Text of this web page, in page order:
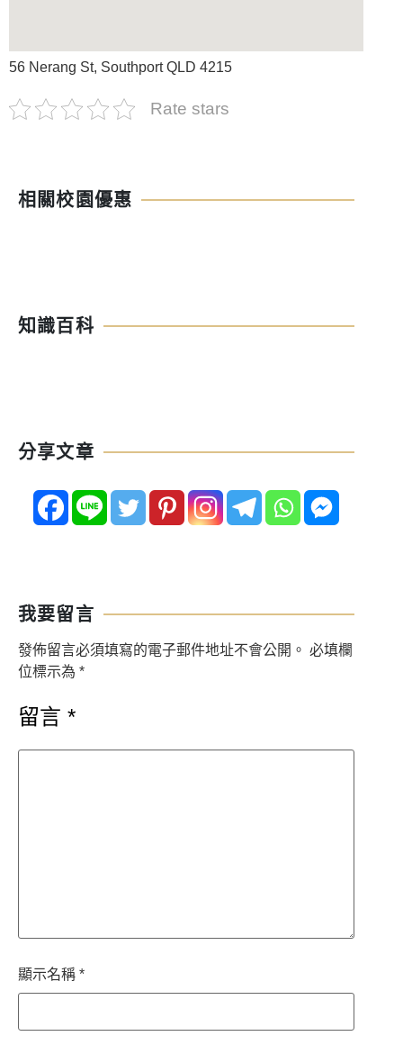
56 Nerang St, Southport QLD 4215
Rate stars
相關校園優惠
知識百科
分享文章
我要留言
發佈留言必須填寫的電子郵件地址不會公開。 必填欄
位標示為 *
留言 *
顯示名稱 *